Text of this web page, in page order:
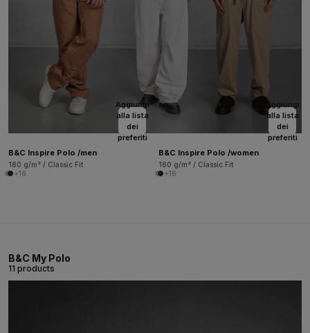
Aggiungi
alla lista
dei
preferiti
B&C Inspire Polo /men
180 g/m² / Classic Fit
+16
Aggiungi
alla lista
dei
preferiti
B&C Inspire Polo /women
180 g/m² / Classic Fit
+16
B&C My Polo
11 products